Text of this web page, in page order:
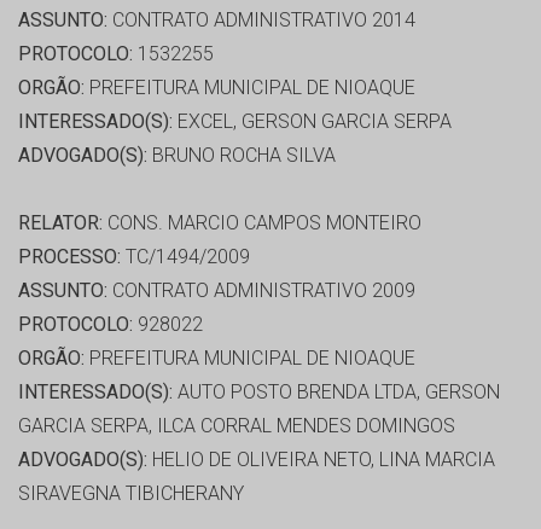
ASSUNTO: CONTRATO ADMINISTRATIVO 2014
PROTOCOLO: 1532255
ORGÃO: PREFEITURA MUNICIPAL DE NIOAQUE
INTERESSADO(S): EXCEL, GERSON GARCIA SERPA
ADVOGADO(S): BRUNO ROCHA SILVA
RELATOR: CONS. MARCIO CAMPOS MONTEIRO
PROCESSO: TC/1494/2009
ASSUNTO: CONTRATO ADMINISTRATIVO 2009
PROTOCOLO: 928022
ORGÃO: PREFEITURA MUNICIPAL DE NIOAQUE
INTERESSADO(S): AUTO POSTO BRENDA LTDA, GERSON
GARCIA SERPA, ILCA CORRAL MENDES DOMINGOS
ADVOGADO(S): HELIO DE OLIVEIRA NETO, LINA MARCIA
SIRAVEGNA TIBICHERANY